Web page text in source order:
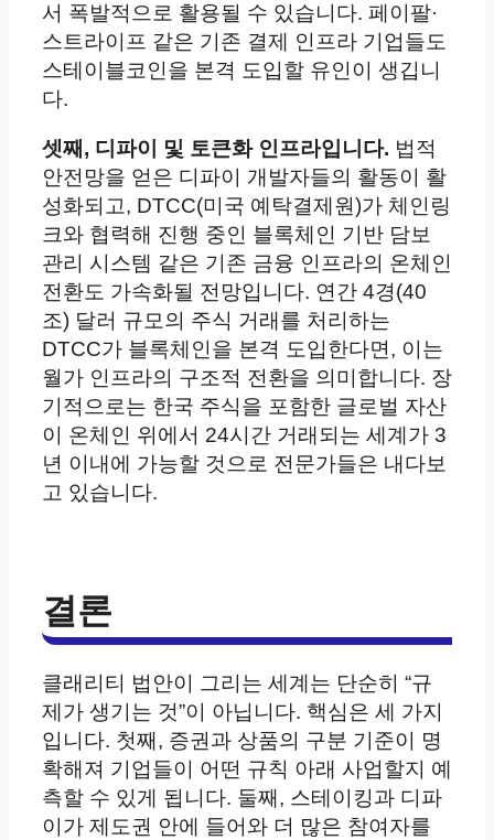
서 폭발적으로 활용될 수 있습니다. 페이팔·
스트라이프 같은 기존 결제 인프라 기업들도
스테이블코인을 본격 도입할 유인이 생깁니
다.
셋째, 디파이 및 토큰화 인프라입니다. 법적
안전망을 얻은 디파이 개발자들의 활동이 활
성화되고, DTCC(미국 예탁결제원)가 체인링
크와 협력해 진행 중인 블록체인 기반 담보
관리 시스템 같은 기존 금융 인프라의 온체인
전환도 가속화될 전망입니다. 연간 4경(40
조) 달러 규모의 주식 거래를 처리하는
DTCC가 블록체인을 본격 도입한다면, 이는
월가 인프라의 구조적 전환을 의미합니다. 장
기적으로는 한국 주식을 포함한 글로벌 자산
이 온체인 위에서 24시간 거래되는 세계가 3
년 이내에 가능할 것으로 전문가들은 내다보
고 있습니다.
결론
클래리티 법안이 그리는 세계는 단순히 “규
제가 생기는 것”이 아닙니다. 핵심은 세 가지
입니다. 첫째, 증권과 상품의 구분 기준이 명
확해져 기업들이 어떤 규칙 아래 사업할지 예
측할 수 있게 됩니다. 둘째, 스테이킹과 디파
이가 제도권 안에 들어와 더 많은 참여자를